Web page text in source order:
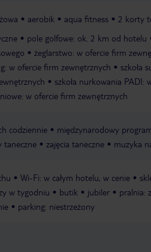
aerobik aqua fitness 2 korty
pole golfowe: ok. 2 km od hotelu
żeglarstwo: w ofercie firm
w ofercie firm zewnętrznych
szkoła
szkoła nurkowania PADI:
w ofercie firm zewnętrznych
codziennie
międzynarodowy
taneczne zajęcia taneczne muzyka
Wi-Fi: w całym hotelu, w cenie
w tygodniu butik jubiler pralnia:
parking: niestrzeżony